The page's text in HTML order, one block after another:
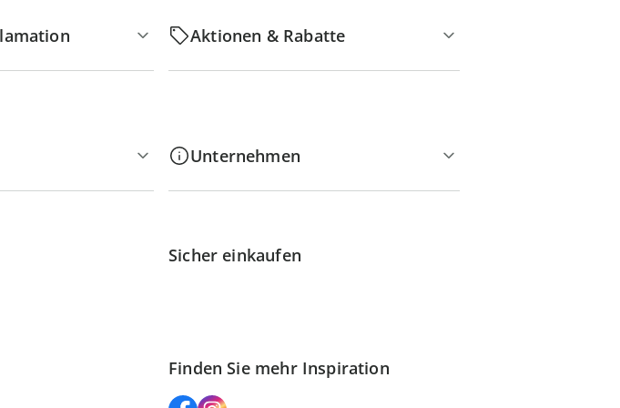
Aktionen & Rabatte
Unternehmen
Sicher einkaufen
Finden Sie mehr Inspiration